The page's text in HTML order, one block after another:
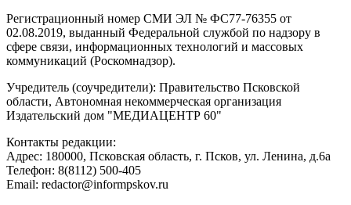
Регистрационный номер СМИ ЭЛ № ФС77-76355 от
02.08.2019, выданный Федеральной службой по надзору в
сфере связи, информационных технологий и массовых
коммуникаций (Роскомнадзор).
Учредитель (соучредители): Правительство Псковской
области, Автономная некоммерческая организация
Издательский дом "МЕДИАЦЕНТР 60"
Контакты редакции:
Адреc: 180000, Псковская область, г. Псков, ул. Ленина, д.6а
Телефон: 8(8112) 500-405
Email: redactor@informpskov.ru